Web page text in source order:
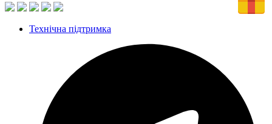
Технічна підтримка